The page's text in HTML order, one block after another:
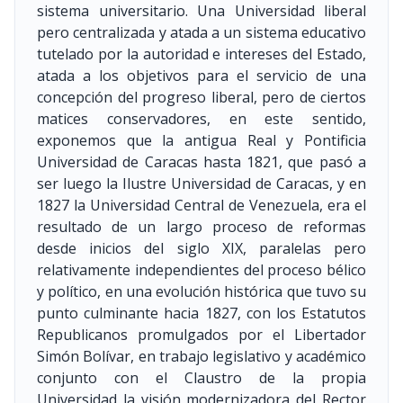
sistema universitario. Una Universidad liberal
pero centralizada y atada a un sistema educativo
tutelado por la autoridad e intereses del Estado,
atada a los objetivos para el servicio de una
concepción del progreso liberal, pero de ciertos
matices conservadores, en este sentido,
exponemos que la antigua Real y Pontificia
Universidad de Caracas hasta 1821, que pasó a
ser luego la Ilustre Universidad de Caracas, y en
1827 la Universidad Central de Venezuela, era el
resultado de un largo proceso de reformas
desde inicios del siglo XIX, paralelas pero
relativamente independientes del proceso bélico
y político, en una evolución histórica que tuvo su
punto culminante hacia 1827, con los Estatutos
Republicanos promulgados por el Libertador
Simón Bolívar, en trabajo legislativo y académico
conjunto con el Claustro de la propia